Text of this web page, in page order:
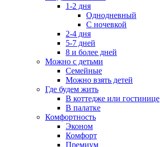
1-2 дня
Однодневный
С ночевкой
2-4 дня
5-7 дней
8 и более дней
Можно с детьми
Семейные
Можно взять детей
Где будем жить
В коттедже или гостинице
В палатке
Комфортность
Эконом
Комфорт
Премиум